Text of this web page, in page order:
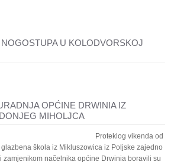
U KOLODVORSKOJ
OPĆINE DRWINIA IZ
MIHOLJCA
Proteklog vikenda od
škola iz Mikluszowica iz Poljske zajedno
zamjenikom načelnika općine Drwinia boravili su